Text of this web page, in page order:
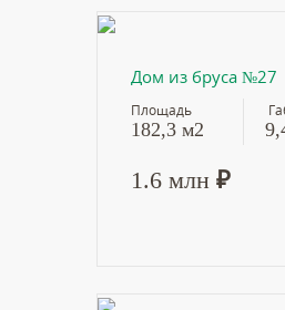
Дом из бруса №27
Площадь
182,3 м2
1.6 млн ₽